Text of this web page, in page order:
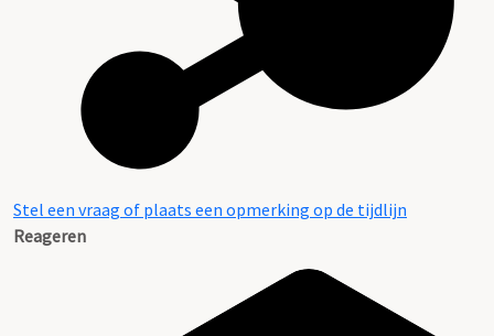
Stel een vraag of plaats een opmerking op de tijdlijn
Reageren